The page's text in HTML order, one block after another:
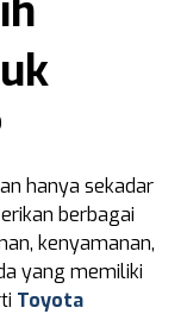
hanya sekadar
berbagai
kenyamanan,
yang memiliki
Toyota